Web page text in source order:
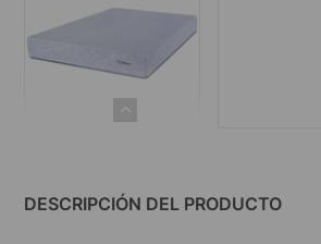
DESCRIPCIÓN DEL PRODUCTO